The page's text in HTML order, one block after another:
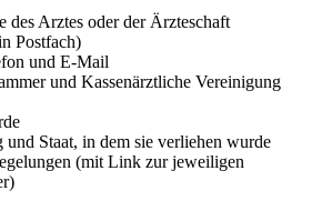
des Arztes oder der Ärzteschaft
Postfach)
und E-Mail
und Kassenärztliche Vereinigung
und Staat, in dem sie verliehen wurde
(mit Link zur jeweiligen